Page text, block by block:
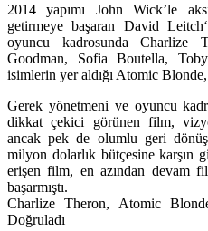
2014 yapımı John Wick’le
getirmeye başaran David Leitch
oyuncu kadrosundaCharlize
Goodman, Sofia Boutella,
isimlerin yer aldığı Atomic
Gerek yönetmeni ve oyuncu
dikkat çekici görünen film,
ancak pek de olumlu geri
milyon dolarlık bütçesine karşın
erişen film, en azından devam
başarmıştı.
Charlize Theron, Atomic Blonde
Doğruladı